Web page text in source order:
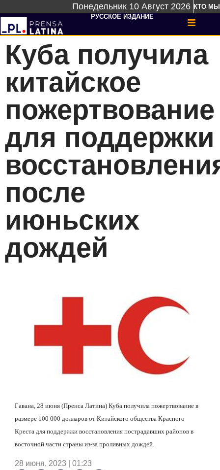
Понедельник 10 Август 2026 КТО МЫ
РУССКОЕ ИЗДАНИЕ
Куба получила
китайское
пожертвование
для поддержки
после
июньских
дождей
Гавана, 28 июня (Пренса Латина) Куба получила пожертвование в
размере 100 000 долларов от Китайского общества Красного
Креста для поддержки восстановления пострадавших районов в
восточной части страны из-за проливных дождей.
28 июня, 2023 | 01:23